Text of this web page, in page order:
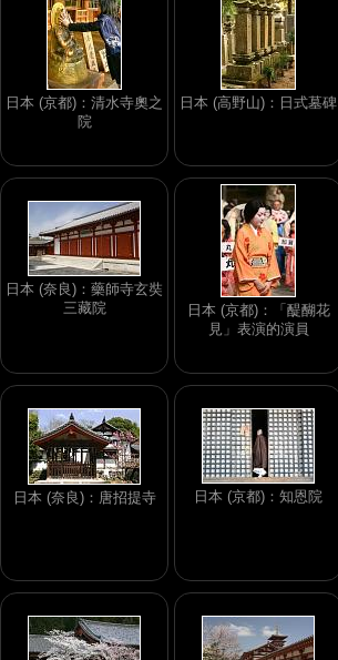
日本 (京都)：清水寺奧之
院
日本 (高野山)：日式墓碑
日本 (奈良)：藥師寺玄奘
三藏院
日本 (京都)：「醍醐花
見」表演的演員
日本 (奈良)：唐招提寺 日本 (京都)：知恩院